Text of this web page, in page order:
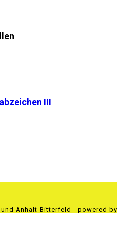
III
Anhalt-Bitterfeld - powered